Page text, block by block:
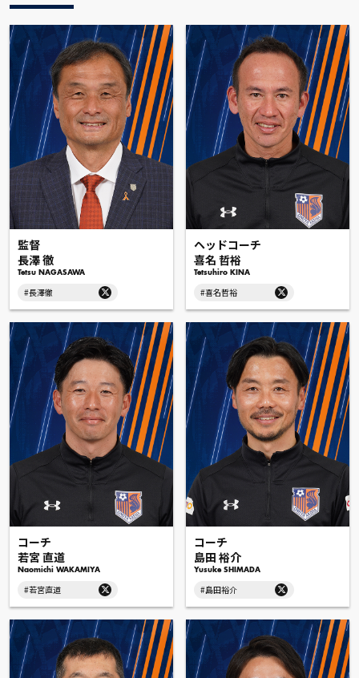
監督
長澤 徹
Tetsu NAGASAWA
#長澤徹
ヘッドコーチ
喜名 哲裕
Tetsuhiro KINA
#喜名哲裕
コーチ
若宮 直道
Naomichi WAKAMIYA
#若宮直道
コーチ
島田 裕介
Yusuke SHIMADA
#島田裕介